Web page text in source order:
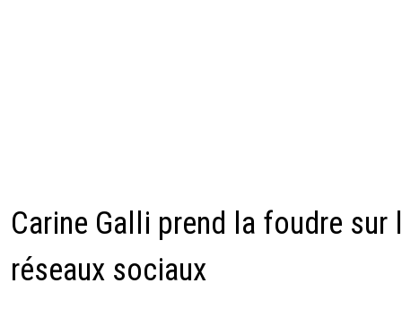
Carine Galli prend la foudre sur
réseaux sociaux